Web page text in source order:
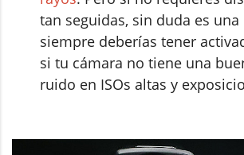
tan seguidas, sin duda es
siempre deberías tener
si tu cámara no tiene una
ruido en ISOs altas y